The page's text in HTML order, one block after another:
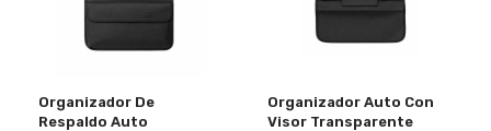
Organizador De
Respaldo Auto
Organizador Auto Con
Visor Transparente